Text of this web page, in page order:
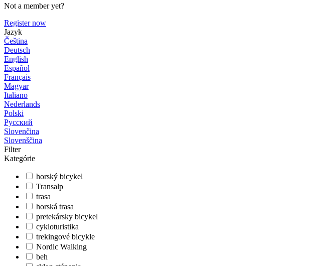
Not a member yet?
Register now
Jazyk
Čeština
Deutsch
English
Español
Français
Magyar
Italiano
Nederlands
Polski
Русский
Slovenčina
Slovenščina
Filter
Kategórie
horský bicykel
Transalp
trasa
horská trasa
pretekársky bicykel
cykloturistika
trekingové bicykle
Nordic Walking
beh